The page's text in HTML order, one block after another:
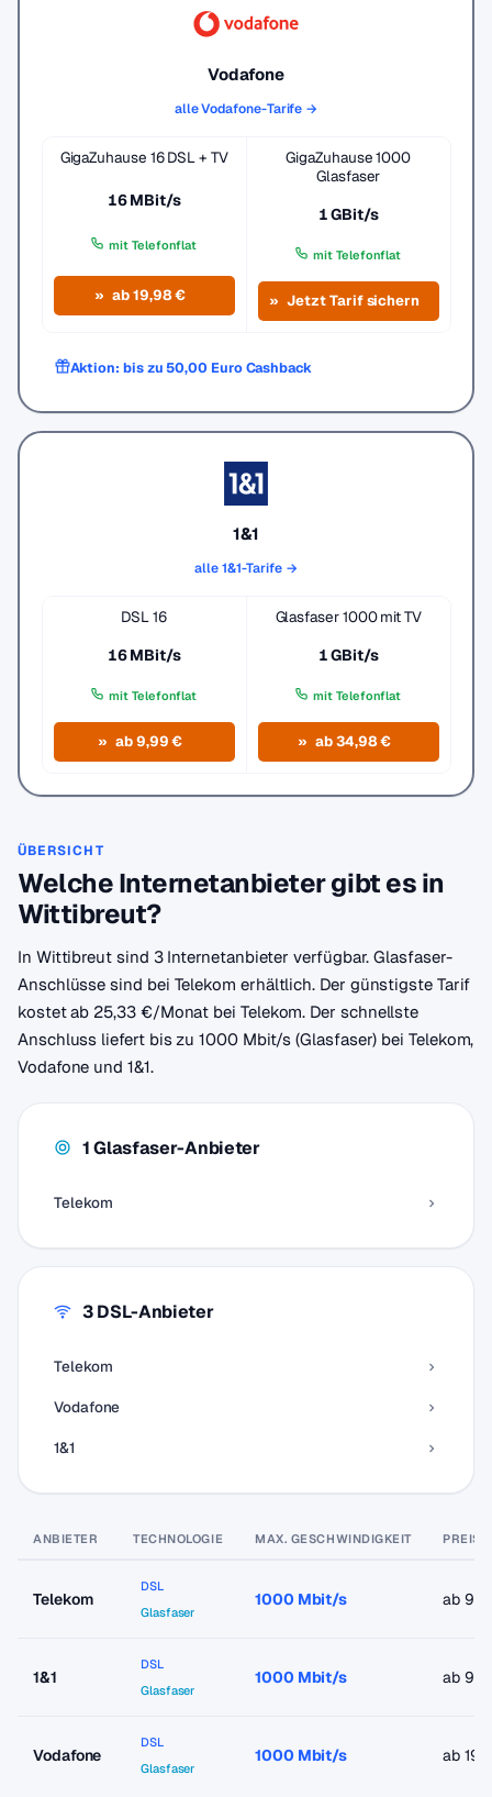
Vodafone
alle Vodafone-Tarife →
GigaZuhause 16 DSL + TV
16 MBit/s
mit Telefonflat
ab 19,98 €
GigaZuhause 1000
Glasfaser
1 GBit/s
mit Telefonflat
Jetzt Tarif sichern
Aktion: bis zu 50,00 Euro Cashback
1&1
alle 1&1-Tarife →
DSL 16
16 MBit/s
mit Telefonflat
ab 9,99 €
Glasfaser 1000 mit TV
1 GBit/s
mit Telefonflat
ab 34,98 €
ÜBERSICHT
Welche Internetanbieter gibt es in
Wittibreut?
In Wittibreut sind 3 Internetanbieter verfügbar. Glasfaser-
Anschlüsse sind bei Telekom erhältlich. Der günstigste Tarif
kostet ab 25,33 €/Monat bei Telekom. Der schnellste
Anschluss liefert bis zu 1000 Mbit/s (Glasfaser) bei Telekom,
Vodafone und 1&1.
1 Glasfaser-Anbieter
Telekom
3 DSL-Anbieter
Telekom
Vodafone
1&1
ANBIETER TECHNOLOGIE MAX. GESCHWINDIGKEIT PREIS
Telekom
DSL
Glasfaser
1000 Mbit/s ab
1&1
DSL
Glasfaser
1000 Mbit/s ab
Vodafone
DSL
Glasfaser
1000 Mbit/s ab